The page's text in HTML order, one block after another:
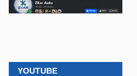
YOUTUBE